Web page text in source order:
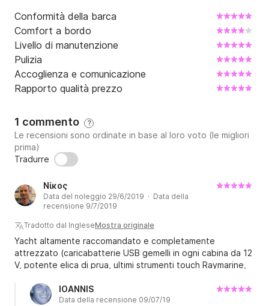
Conformità della barca
Comfort a bordo
Livello di manutenzione
Pulizia
Accoglienza e comunicazione
Rapporto qualità prezzo
1 commento ?
Le recensioni sono ordinate in base al loro voto (le migliori
prima)
Tradurre
Νίκος
Data del noleggio 29/6/2019 · Data della
recensione 9/7/2019
Tradotto dal IngleseMostra originale
Yacht altamente raccomandato e completamente
attrezzato (caricabatterie USB gemelli in ogni cabina da 12
V, potente elica di prua, ultimi strumenti touch Raymarine,
LED, due frigoriferi, enorme piattaforma da bagno). Il
proprietario, Yiannis, è stato molto collaborativo e
IOANNIS
Data della recensione 09/07/19